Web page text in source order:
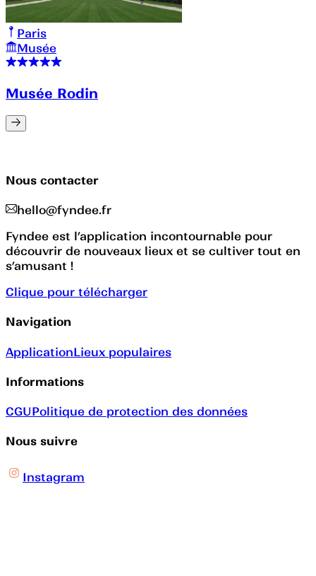
Paris
Musée
Musée Rodin
Nous contacter
hello@fyndee.fr
Fyndee est l’application incontournable pour
découvrir de nouveaux lieux et se cultiver tout en
s’amusant !
Clique pour télécharger
Navigation
ApplicationLieux populaires
Informations
CGUPolitique de protection des données
Nous suivre
Instagram